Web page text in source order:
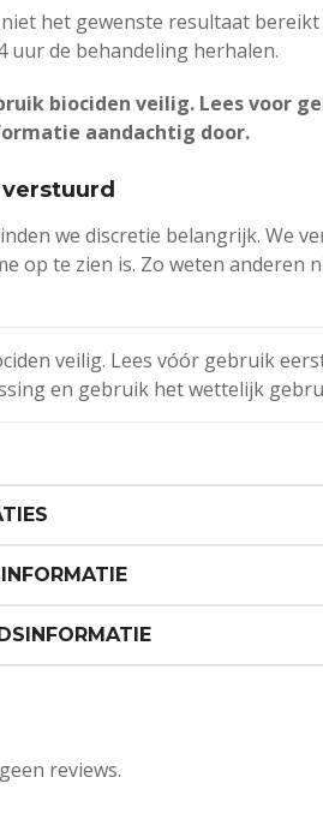
het gewenste resultaat
uur de behandeling herhalen.
biociden veilig. Lees voor
aandachtig door.
we discretie belangrijk. We
op te zien is. Zo weten
veilig. Lees vóór gebruik
en gebruik het wettelijk
reviews.